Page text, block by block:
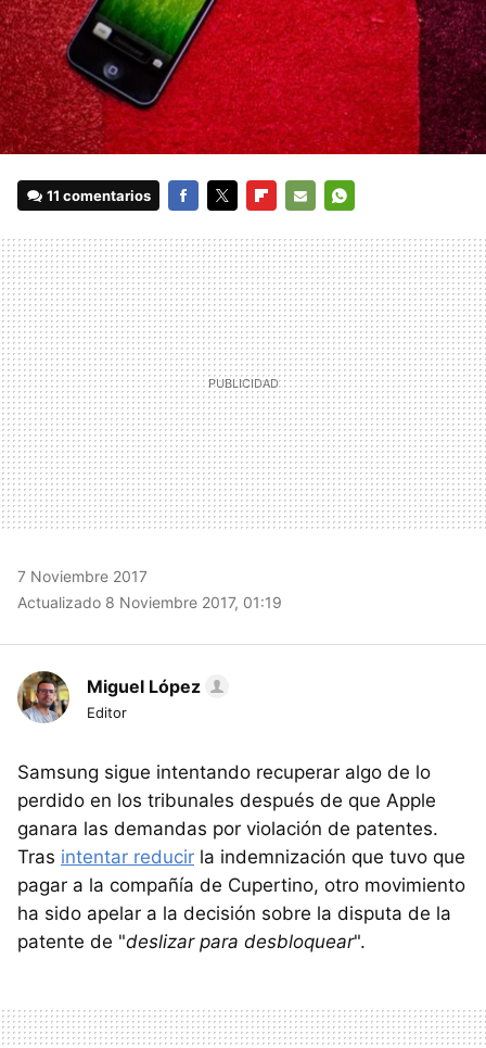
11 comentarios
MAIL
7 Noviembre 2017
Actualizado 8 Noviembre 2017, 01:19
Miguel López
Editor
Samsung sigue intentando recuperar algo de lo
perdido en los tribunales después de que Apple
ganara las demandas por violación de patentes.
Tras intentar reducir la indemnización que tuvo que
pagar a la compañía de Cupertino, otro movimiento
ha sido apelar a la decisión sobre la disputa de la
patente de "deslizar para desbloquear".